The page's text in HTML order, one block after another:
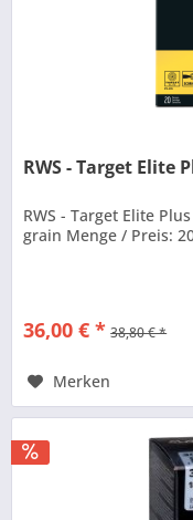
RWS - Target Elite
RWS - Target Elite
grain Menge / Preis:
36,00 € * 38,80 € *
Merken